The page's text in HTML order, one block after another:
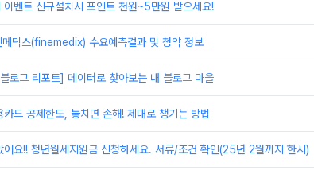
이벤트 신규설치시 포인트 천원~5만원 받으세요!
메딕스(finemedix) 수요예측결과 및 청약 정보
로그 리포트] 데이터로 찾아보는 내 블로그 마을
카드 공제한도, 놓치면 손해! 제대로 챙기는 방법
어요!! 청년월세지원금 신청하세요. 서류/조건 확인(25년 2월까지 한시)